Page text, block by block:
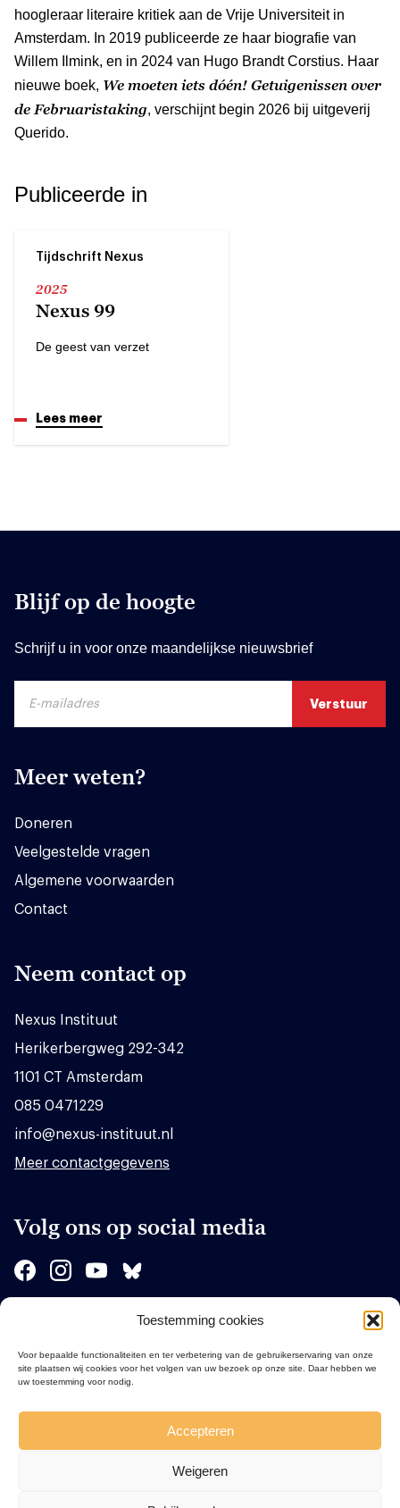
Toestemming cookies
Voor bepaalde functionaliteiten en ter verbetering van de gebruikerservaring van onze
site plaatsen wij cookies voor het volgen van uw bezoek op onze site. Daar hebben we
uw toestemming voor nodig.
Accepteren
Weigeren
hoogleraar literaire kritiek aan de Vrije Universiteit in
Amsterdam. In 2019 publiceerde ze haar biografie van
Willem Ilmink, en in 2024 van Hugo Brandt Corstius. Haar
nieuwe boek, We moeten iets dóén! Getuigenissen over
de Februaristaking, verschijnt begin 2026 bij uitgeverij
Querido.
Publiceerde in
Tijdschrift Nexus
2025
Nexus 99
De geest van verzet
Lees meer
Blijf op de hoogte
Schrijf u in voor onze maandelijkse nieuwsbrief
Meer weten?
Doneren
Veelgestelde vragen
Algemene voorwaarden
Contact
Neem contact op
Nexus Instituut
Herikerbergweg 292-342
1101 CT Amsterdam
085 0471229
info@nexus-instituut.nl
Meer contactgegevens
Volg ons op social media